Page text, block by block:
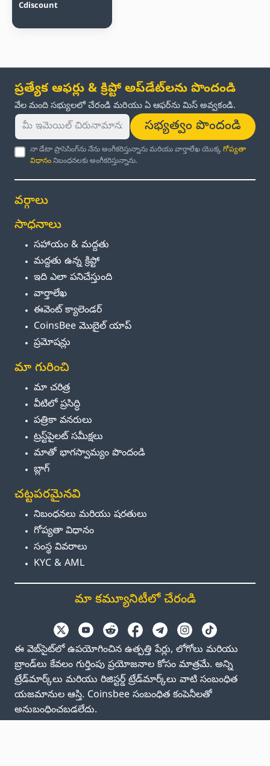
Cdiscount
ప్రత్యేక ఆఫర్లు & క్రిప్టో అప్‌డేట్‌లను పొందండి
వేల మంది సభ్యులలో చేరండి మరియు ఏ ఆఫర్‌ను మిస్ అవ్వకండి.
సభ్యత్వం పొందండి
నా డేటా ప్రాసెసింగ్‌ను నేను అంగీకరిస్తున్నాను మరియు వార్తాలేఖ యొక్కగోప్యతా
విధానంనిబంధనలకు అంగీకరిస్తున్నాను.
వర్గాలు
సాధనాలు
సహాయం & మద్దతు
మద్దతు ఉన్న క్రిప్టో
ఇది ఎలా పనిచేస్తుంది
వార్తాలేఖ
ఈవెంట్ క్యాలెండర్
CoinsBee మొబైల్ యాప్
ప్రమోషన్లు
మా గురించి
మా చరిత్ర
వీటిలో ప్రసిద్ధి
పత్రికా వనరులు
ట్రస్ట్‌పైలట్ సమీక్షలు
మాతో భాగస్వామ్యం పొందండి
బ్లాగ్
చట్టపరమైనవి
నిబంధనలు మరియు షరతులు
గోప్యతా విధానం
సంస్థ వివరాలు
KYC & AML
మా కమ్యూనిటీలో చేరండి
ఈ వెబ్‌సైట్‌లో ఉపయోగించిన ఉత్పత్తి పేర్లు, లోగోలు మరియు
బ్రాండ్‌లు కేవలం గుర్తింపు ప్రయోజనాల కోసం మాత్రమే. అన్ని
ట్రేడ్‌మార్క్‌లు మరియు రిజిస్టర్డ్ ట్రేడ్‌మార్క్‌లు వాటి సంబంధిత
యజమానుల ఆస్తి. Coinsbee సంబంధిత కంపెనీలతో
అనుబంధించబడలేదు.